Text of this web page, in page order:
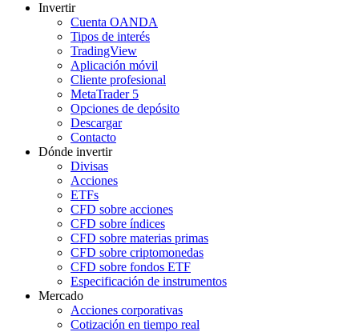
Invertir
Cuenta OANDA
Tipos de interés
TradingView
Aplicación móvil
Cliente profesional
MetaTrader 5
Opciones de depósito
Descargar
Contacto
Dónde invertir
Divisas
Acciones
ETFs
CFD sobre acciones
CFD sobre índices
CFD sobre materias primas
CFD sobre criptomonedas
CFD sobre fondos ETF
Especificación de instrumentos
Mercado
Acciones corporativas
Cotización en tiempo real